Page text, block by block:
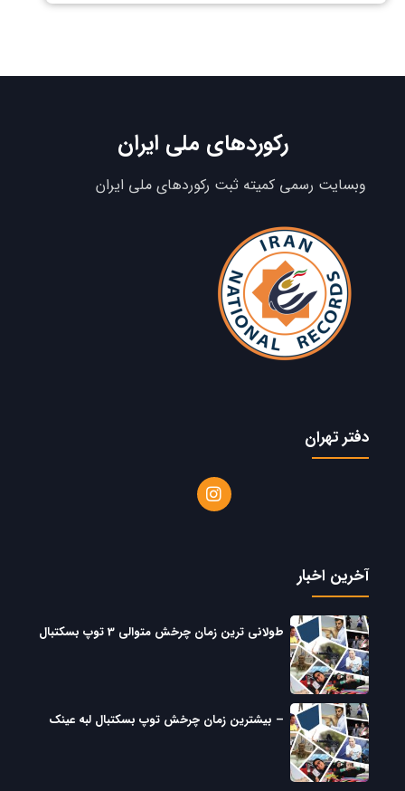
رکوردهای ملی ایران
وبسایت رسمی کمیته ثبت رکوردهای ملی ایران
دفتر تهران
آخرین اخبار
طولانی ترین زمان چرخش متوالی 3 توپ بسکتبال
– بیشترین زمان چرخش توپ بسکتبال لبه عینک